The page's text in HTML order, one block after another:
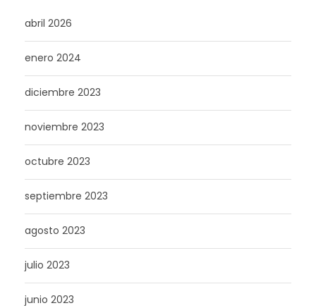
abril 2026
enero 2024
diciembre 2023
noviembre 2023
octubre 2023
septiembre 2023
agosto 2023
julio 2023
junio 2023